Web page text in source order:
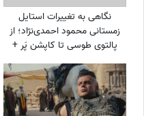
نگاهی به تغییرات استایل
زمستانی محمود احمدی‌نژاد؛ از
پالتوی طوسی تا کاپشن پَر +
عکس